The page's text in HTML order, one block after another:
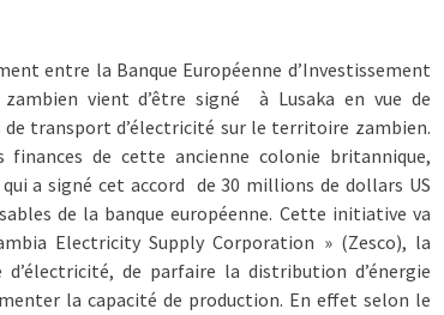
entre la Banque Européenne d’Investissement
vient d’être signé à Lusaka en vue de
de transport d’électricité sur le territoire zambien.
finances de cette ancienne colonie britannique,
qui a signé cet accord de 30 millions de dollars US
de la banque européenne. Cette initiative va
Electricity Supply Corporation » (Zesco), la
de parfaire la distribution d’énergie
la capacité de production. En effet selon le